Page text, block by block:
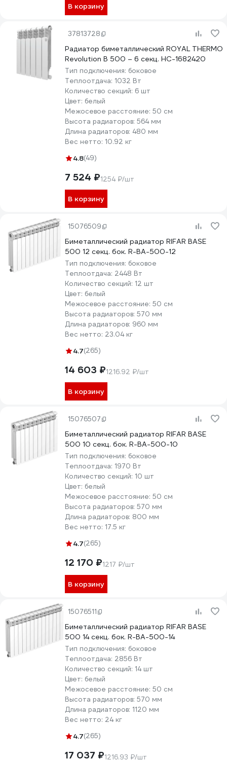
В корзину
37813728
Радиатор биметаллический ROYAL THERMO
Revolution B 500 – 6 секц. НС-1682420
Тип подключения: боковое
Теплоотдача: 1032 Вт
Количество секций: 6 шт
Цвет: белый
Межосевое расстояние: 50 см
Высота радиаторов: 564 мм
Длина радиаторов: 480 мм
Вес нетто: 10.92 кг
4.8(49)
7 524 ₽1254 ₽/шт
В корзину
15076509
Биметаллический радиатор RIFAR BASE
500 12 секц. бок. R-BA-500-12
Тип подключения: боковое
Теплоотдача: 2448 Вт
Количество секций: 12 шт
Цвет: белый
Межосевое расстояние: 50 см
Высота радиаторов: 570 мм
Длина радиаторов: 960 мм
Вес нетто: 23.04 кг
4.7(265)
14 603 ₽1216.92 ₽/шт
В корзину
15076507
Биметаллический радиатор RIFAR BASE
500 10 секц. бок. R-BA-500-10
Тип подключения: боковое
Теплоотдача: 1970 Вт
Количество секций: 10 шт
Цвет: белый
Межосевое расстояние: 50 см
Высота радиаторов: 570 мм
Длина радиаторов: 800 мм
Вес нетто: 17.5 кг
4.7(265)
12 170 ₽1217 ₽/шт
В корзину
15076511
Биметаллический радиатор RIFAR BASE
500 14 секц. бок. R-BA-500-14
Тип подключения: боковое
Теплоотдача: 2856 Вт
Количество секций: 14 шт
Цвет: белый
Межосевое расстояние: 50 см
Высота радиаторов: 570 мм
Длина радиаторов: 1120 мм
Вес нетто: 24 кг
4.7(265)
17 037 ₽1216.93 ₽/шт